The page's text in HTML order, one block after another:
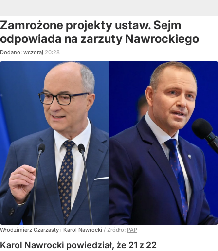
Zamrożone projekty ustaw. Sejm
odpowiada na zarzuty Nawrockiego
Dodano: wczoraj 20:28
Włodzimierz Czarzasty i Karol Nawrocki / Źródło: PAP
Karol Nawrocki powiedział, że 21 z 22